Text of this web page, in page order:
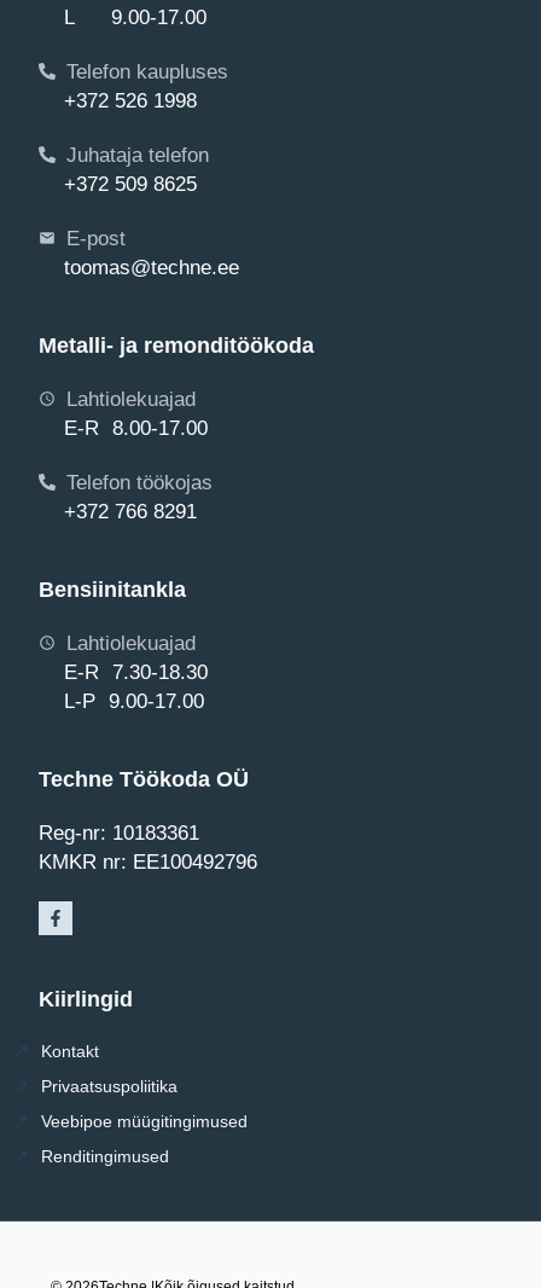
L 9.00-17.00
Telefon kaupluses
+372 526 1998
Juhataja telefon
+372 509 8625
E-post
toomas@techne.ee
Metalli- ja remonditöökoda
Lahtiolekuajad
E-R 8.00-17.00
Telefon töökojas
+372 766 8291
Bensiinitankla
Lahtiolekuajad
E-R 7.30-18.30
L-P 9.00-17.00
Techne Töökoda OÜ
Reg-nr: 10183361
KMKR nr: EE100492796
Kiirlingid
Kontakt
Privaatsuspoliitika
Veebipoe müügitingimused
Renditingimused